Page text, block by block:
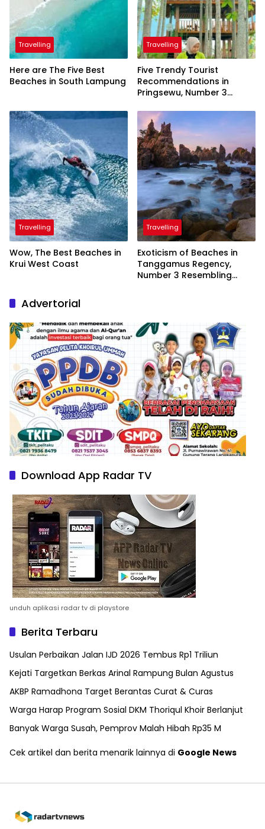
Travelling
Here are The Five Best
Beaches in South Lampung
Travelling
Five Trendy Tourist
Recommendations in
Pringsewu, Number 3
President
Travelling
Wow, The Best Beaches in
Krui West Coast
Travelling
Exoticism of Beaches in
Tanggamus Regency,
Number 3 Resembling
Advertorial
Download App Radar TV
unduh aplikasi radar tv di playstore
Berita Terbaru
Usulan Perbaikan Jalan IJD 2026 Tembus Rp1 Triliun
Kejati Targetkan Berkas Arinal Rampung Bulan Agustus
AKBP Ramadhona Target Berantas Curat & Curas
Warga Harap Program Sosial DKM Thoriqul Khoir Berlanjut
Banyak Warga Susah, Pemprov Malah Hibah Rp35 M
Cek artikel dan berita menarik lainnya di Google News